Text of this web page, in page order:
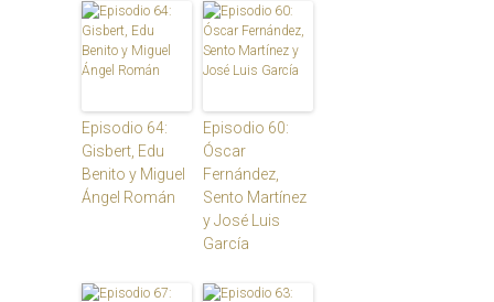
Episodio 64:
Gisbert, Edu
Benito y Miguel
Ángel Román
Episodio 60:
Óscar
Fernández,
Sento Martínez
y José Luis
García